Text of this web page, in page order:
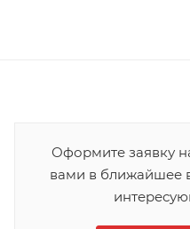
Оформите заявку
вами в ближайшее